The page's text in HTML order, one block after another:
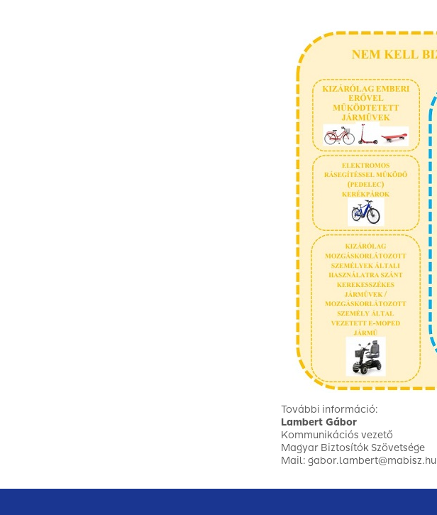
További információ:
Lambert Gábor
Kommunikációs vezető
Magyar Biztosítók Szövetsége
Mail: gabor.lambert@mabisz.hu